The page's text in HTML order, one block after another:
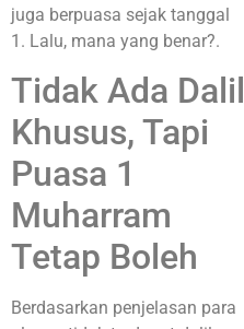
juga berpuasa sejak tanggal
1. Lalu, mana yang benar?.
Tidak Ada Dalil
Khusus, Tapi
Puasa 1
Muharram
Tetap Boleh
Berdasarkan penjelasan para